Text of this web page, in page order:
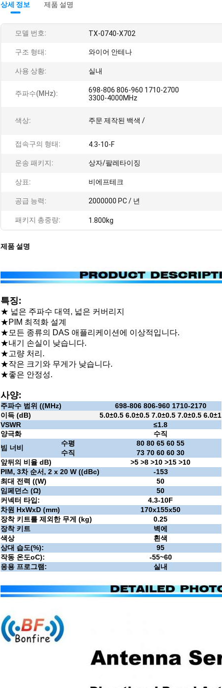
상세 정보 제품 설명
모델 번호: TX-0740-X702
구조 형태: 와이어 안테나
사용 상황: 실내
주파수(MHz):
698-806 806-960 1710-2700
3300-4000MHz
색상: 주문 제작된 백색 /
접속구의 형태: 4.3-10-F
운송 패키지: 상자/팔레타이징
상표: 비에프테크
공급 능력: 2000000 PC / 년
패키지 총중량: 1.800kg
제품 설명
특징:
★ 넓은 주파수 대역, 넓은 커버리지
★PIM 최적화 설계
★모든 종류의 DAS 애플리케이션에 이상적입니다.
★내기 손실이 낮습니다.
★고량 처리.
★작은 크기와 무게가 낮습니다.
★좋은 안정성.
사양:
주파수 범위 ((MHz)
698-806 806-960 1710-2170
이득 (dB)
5.0±0.5 6.0±0.5 7.0±0.5 7.0±0.5 6.0±1
VSWR
≤1.8
양극화
수직
빔 너비
수평
수직
80 80 65 60 55
73 70 60 60 30
앞뒤의 비율 dB)
>5 >8 >10 >15 >10
PIM, 3차 순서, 2 x 20 W ((dBc)
-153
최대 전력 ((W)
50
임페던스 (Ω)
50
커넥터 타입:
4.3-10F
차원 HxWxD (mm)
170x155x50
장착 키트를 제외한 무게 (kg)
0.25
장착 키트
벽에
색상
흰색
상대 습도(%):
95
작동 온도oC): -55~60
응용 프로그램:
실내